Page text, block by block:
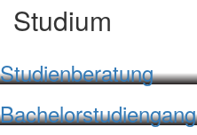
Studium
Studienberatung
Bachelorstudiengang